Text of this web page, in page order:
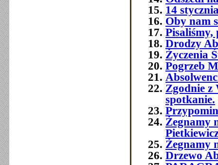
14
Oby nam
Pisaliśmy,
Drodzy
Życzenia
Pogrzeb
Zgodnie z
spotkanie.
Żegnamy
Żegnamy
Drzewo